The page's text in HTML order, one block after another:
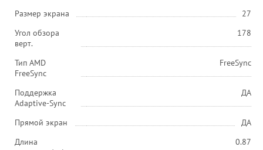
Размер экрана
27
Угол обзора
верт.
178
Тип AMD
FreeSync
FreeSync
Поддержка
Adaptive-Sync
ДА
Прямой экран
ДА
Длина
0.87